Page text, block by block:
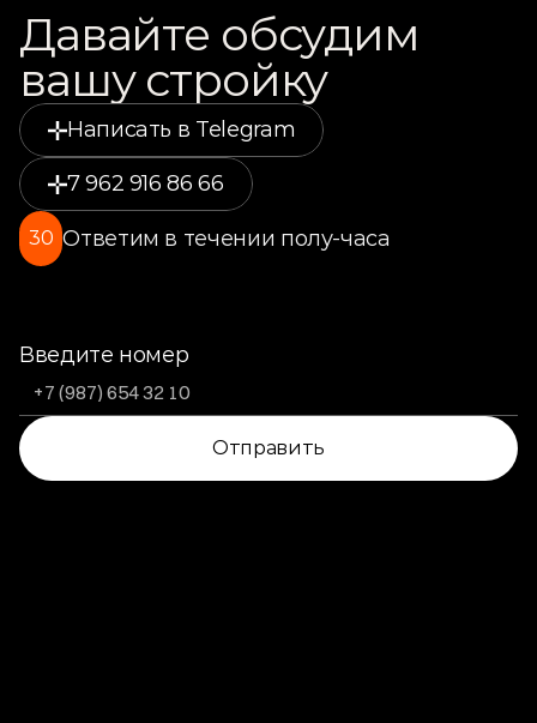
Давайте обсудим
вашу стройку
Написать в Telegram
7 962 916 86 66
30 Ответим в течении полу-часа
Введите номер
Отправить